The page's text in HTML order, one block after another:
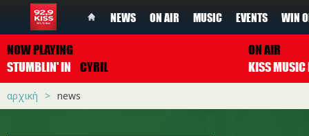
NEWS ON AIR MUSIC EVENTS WIN
NOW PLAYING
STUMBLIN' IN
CYRIL
ON AIR
αρχική news